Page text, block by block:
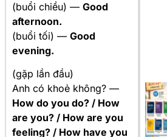
(buổi chiều) — Good
afternoon.
(buổi tối) — Good
evening.
(gặp lần đầu)
Anh có khoẻ không? —
How do you do? / How
are you? / How are you
feeling? / How have you